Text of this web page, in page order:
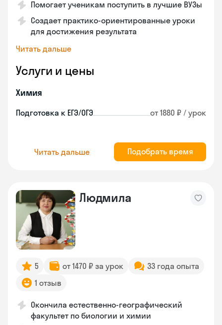
Помогает ученикам поступить в лучшие ВУЗы
Создает практико-ориентированные уроки
для достижения результата
Читать дальше
Услуги и цены
Химия
Подготовка к ЕГЭ/ОГЭ от 1880 ₽ / урок
Читать дальше Подобрать время
Людмила
5 от 1470 ₽ за урок
33 года опыта
1 отзыв
Окончила естественно-географический
факультет по биологии и химии